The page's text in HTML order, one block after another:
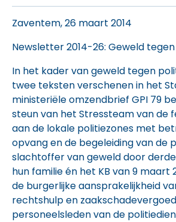
Zaventem, 26 maart 2014
Newsletter 2014-26: Geweld
In het kader van geweld tegen
twee teksten verschenen in het
ministeriële omzendbrief GPI 79
steun van het Stressteam van de
aan de lokale politiezones met
opvang en de begeleiding van de
slachtoffer van geweld door
hun familie én het KB van 9 maart
de burgerlijke aansprakelijkheid
rechtshulp en
personeelsleden van de